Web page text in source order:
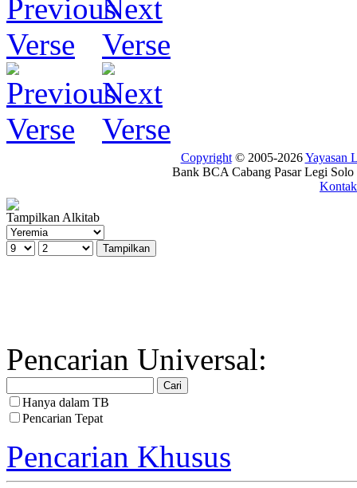
Copyright© 2005-2026Yayasan
Bank BCA Cabang Pasar Legi
Kontak
Tampilkan Alkitab
Pencarian Universal:
Hanya dalam TB
Pencarian Tepat
Pencarian Khusus